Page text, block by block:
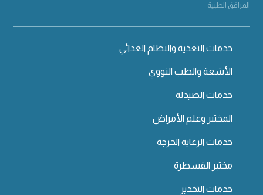
المرافق الطبية
خدمات التغذية والنظام الغذائي
الأشعة والطب النووي
خدمات الصيدلة
المختبر وعلم الأمراض
خدمات الرعاية الحرجة
مختبر القسطرة
خدمات التخدير